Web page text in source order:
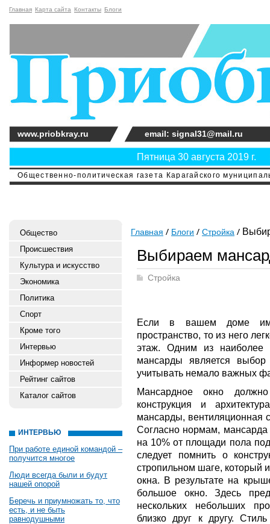
Главная Карта сайта Контакты Блоги
Общественно-политическая газета Карагайского
Пятница 30 августа 2019 г.
www.priobkray.ru email: signal31@mail.ru
Общество
Происшествия
Культура и искусство
Экономика
Политика
Спорт
Кроме того
Интервью
Информер новостей
Рейтинг сайтов
Каталог сайтов
ИНТЕРВЬЮ
При работе единой командой –
получится многое
Люди всегда были и будут
нашей опорой
Беречь и приумножать то, что
есть, и не быть
равнодушными
Главная Блоги Стройка
Выбираем
Стройка
Если в вашем доме
пространство, то из него
этаж. Одним из наиболее
мансарды является выбор
учитывать немало важных
Мансардное окно
конструкция и
мансарды, вентиляционная
Согласно нормам,
на 10% от площади пола
следует помнить о
стропильном шаге, который
окна. В результате на
большое окно. Здесь
нескольких небольших
близко друг к другу.